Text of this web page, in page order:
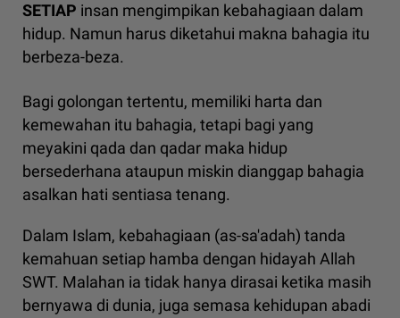
SETIAP insan mengimpikan kebahagiaan dalam
hidup. Namun harus diketahui makna bahagia itu
berbeza-beza.
Bagi golongan tertentu, memiliki harta dan
kemewahan itu bahagia, tetapi bagi yang
meyakini qada dan qadar maka hidup
bersederhana ataupun miskin dianggap bahagia
asalkan hati sentiasa tenang.
Dalam Islam, kebahagiaan (as-sa'adah) tanda
kemahuan setiap hamba dengan hidayah Allah
SWT. Malahan ia tidak hanya dirasai ketika masih
bernyawa di dunia, juga semasa kehidupan abadi